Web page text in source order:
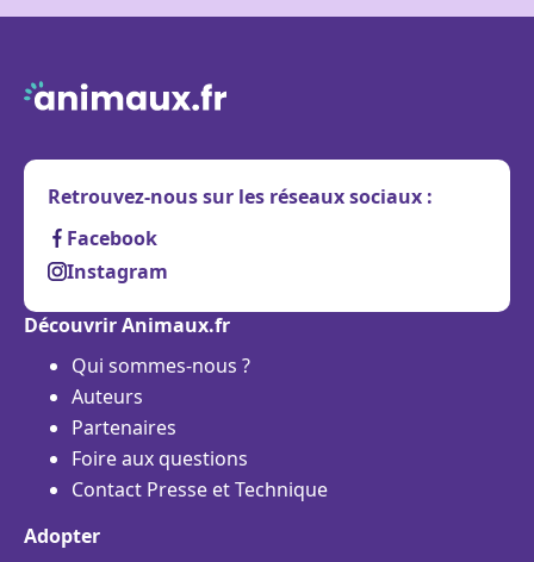
Retrouvez-nous sur les réseaux sociaux :
Facebook
Instagram
Découvrir Animaux.fr
Qui sommes-nous ?
Auteurs
Partenaires
Foire aux questions
Contact Presse et Technique
Adopter